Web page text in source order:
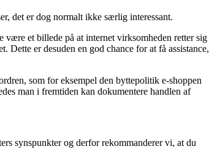
det er dog normalt ikke særlig interessant.
et billede på at internet virksomheden retter sig
Dette er desuden en god chance for at få assistance,
som for eksempel den byttepolitik e-shoppen
man i fremtiden kan dokumentere handlen af
synspunkter og derfor rekommanderer vi, at du